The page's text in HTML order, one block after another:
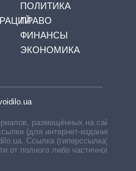
ПОЛИТИКА
ПРАВО
ФИНАНСЫ
ЭКОНОМИКА
размещённых на сайте,
(для интернет-изданий —
Ссылка (гиперссылка)
от полного либо частичного